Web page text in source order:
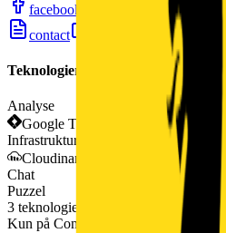
facebook linkedin
contact
Teknologier
Analyse
Google Tag Manager
Infrastruktur
Cloudinary
Chat
Puzzel
3 teknologier
Kun på Companybook